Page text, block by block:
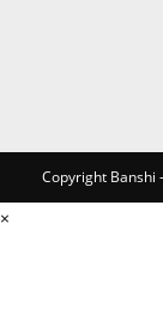
Copyright Banshi
×